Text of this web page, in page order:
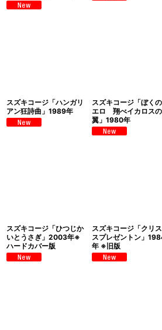
スズキコージ「ハンガリ
アン狂詩曲」1989年
スズキコージ「ぼく
エロ 翔べイカロスの
翼」1980年
スズキコージ「ひつじか
いとうさぎ」2003年※
ハードカバー版
スズキコージ「クリ
スプレゼントン」
年 ※旧版